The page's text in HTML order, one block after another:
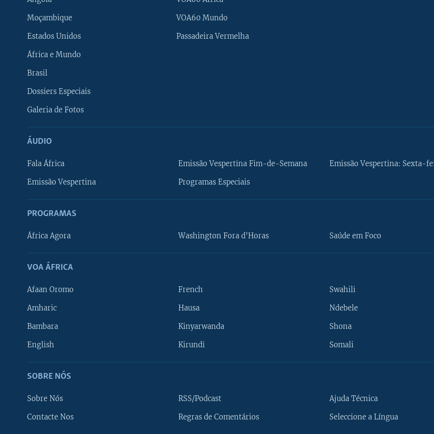
Moçambique
Estados Unidos
África e Mundo
Brasil
Dossiers Especiais
Galeria de Fotos
VOA60 Mundo
Passadeira Vermelha
ÁUDIO
Fala África
Emissão Vespertina
Emissão Vespertina Fim-de-Semana
Programas Especiais
Emissão Vespertina: Sexta-
PROGRAMAS
África Agora Washington Fora d'Horas Saúde em Foco
VOA ÁFRICA
Afaan Oromo
Amharic
Bambara
English
French
Hausa
Kinyarwanda
Kirundi
Swahili
Ndebele
Shona
Somali
SOBRE NÓS
Sobre Nós
Contacte Nos
RSS/Podcast
Regras de Comentários
Ajuda Técnica
Seleccione a Língua